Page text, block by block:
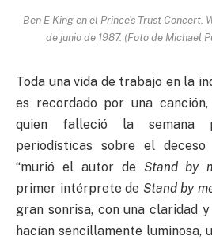
Ben E King en el Prince’s Trust Concert,
de junio de 1987. (Foto de Michael
Toda una vida de trabajo en la
es recordado por una
quien falleció la semana
periodísticas sobre el
“murió el autor de Stand by
primer intérprete de Stand by
gran sonrisa, con una claridad
hacían sencillamente luminosa,